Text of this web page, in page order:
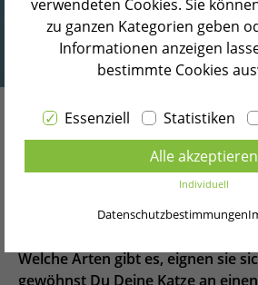
Shopsuche
Sprache wählen
PORTUGUÊS
Katzen
hilfreiche Tipps
Welche Arten gibt es, eignen sie
gewöhnst Du Deine Katze an
Katzen Trinkbrunnen reinigen
Katzenbrunnen selbst bauen
Zurück zur Blogübersicht
verwendeten Cookies. Sie
zu ganzen Kategorien geben
Informationen anzeigen
bestimmte Cookies
Essenziell Statistiken
Alle akzeptieren
Individuell
Datenschutzbestimmungen